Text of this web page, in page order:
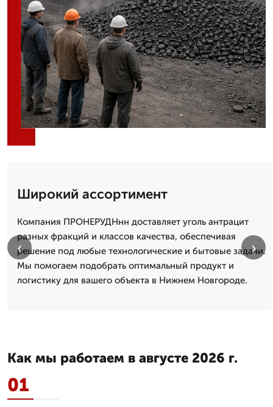
Широкий ассортимент
Компания ПРОНЕРУДНнн доставляет уголь антрацит
разных фракций и классов качества, обеспечивая
решение под любые технологические и бытовые задачи.
Мы помогаем подобрать оптимальный продукт и
логистику для вашего объекта в Нижнем Новгороде.
‹ ›
Как мы работаем в августе 2026 г.
01